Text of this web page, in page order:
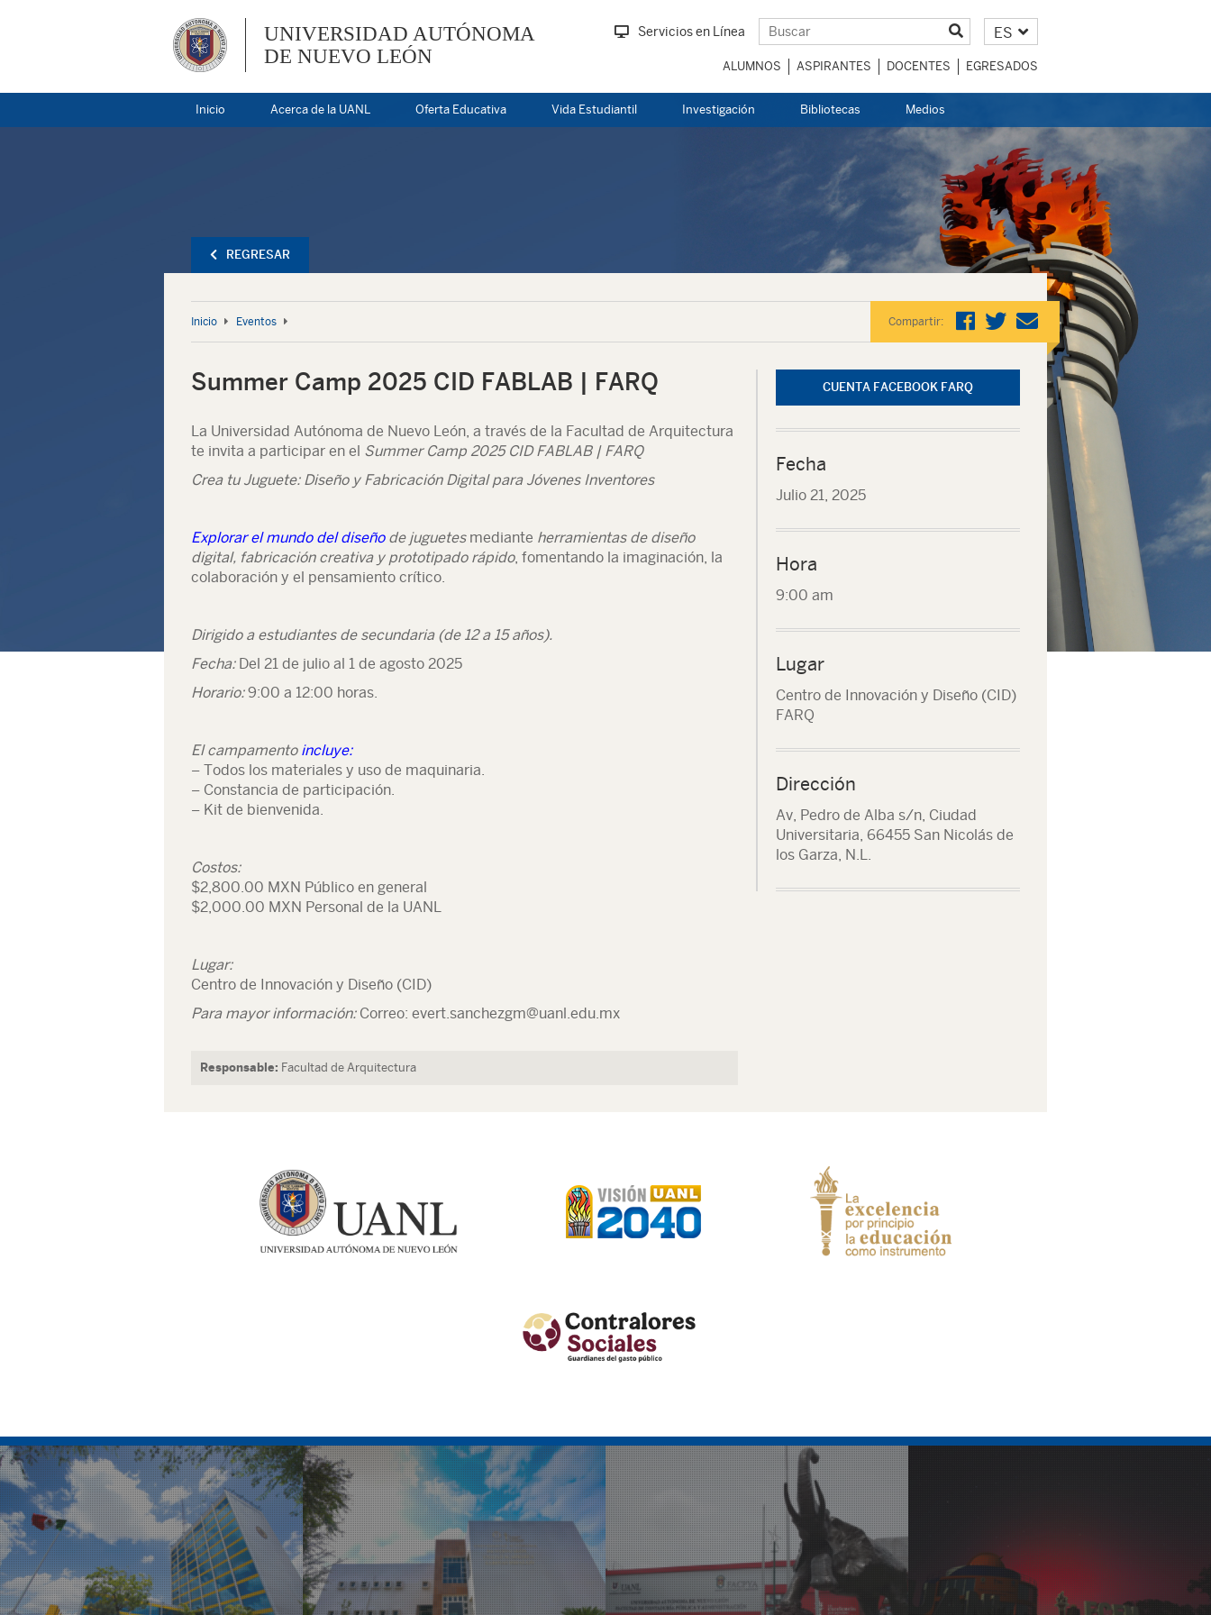
UNIVERSIDAD AUTÓNOMA
DE NUEVO LEÓN
Servicios en Línea ES
ALUMNOS ASPIRANTES DOCENTES EGRESADOS
Inicio Acerca de la UANL Oferta Educativa Vida Estudiantil Investigación Bibliotecas Medios
REGRESAR
Inicio Eventos Compartir:
Summer Camp 2025 CID FABLAB | FARQ
La Universidad Autónoma de Nuevo León, a través de la Facultad de Arquitectura
te invita a participar en el Summer Camp 2025 CID FABLAB | FARQ
Crea tu Juguete: Diseño y Fabricación Digital para Jóvenes Inventores
Explorar el mundo deldiseñode juguetesmediante herramientas de diseño
digital, fabricación creativa y prototipado rápido, fomentando la imaginación, la
colaboración y el pensamiento crítico.
Dirigido a estudiantes de secundaria (de 12 a 15 años).
Fecha:Del 21 de julio al 1 de agosto 2025
Horario:9:00 a 12:00 horas.
El campamento incluye:
– Todos los materiales y uso de maquinaria.
– Constancia de participación.
– Kit de bienvenida.
Costos:
$2,800.00 MXN Público en general
$2,000.00 MXN Personal de la UANL
Lugar:
Centro de Innovación y Diseño (CID)
Para mayor información:Correo: evert.sanchezgm@uanl.edu.mx
Responsable: Facultad de Arquitectura
CUENTA FACEBOOK FARQ
Fecha
Julio 21, 2025
Hora
9:00 am
Lugar
Centro de Innovación y Diseño (CID)
FARQ
Dirección
Av, Pedro de Alba s/n, Ciudad
Universitaria, 66455 San Nicolás de
los Garza, N.L.